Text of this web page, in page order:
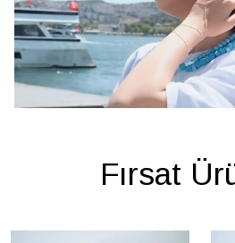
Fırsat